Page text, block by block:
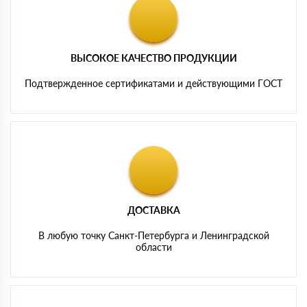
ВЫСОКОЕ КАЧЕСТВО ПРОДУКЦИИ
Подтвержденное сертификатами и действующими ГОСТ
ДОСТАВКА
В любую точку Санкт-Петербурга и Ленинградской
области